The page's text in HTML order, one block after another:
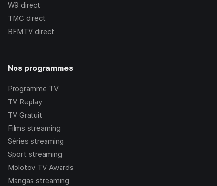
W9 direct
TMC direct
BFMTV direct
Nos programmes
Programme TV
TV Replay
TV Gratuit
Films streaming
Séries streaming
Sport streaming
Molotov TV Awards
Mangas streaming